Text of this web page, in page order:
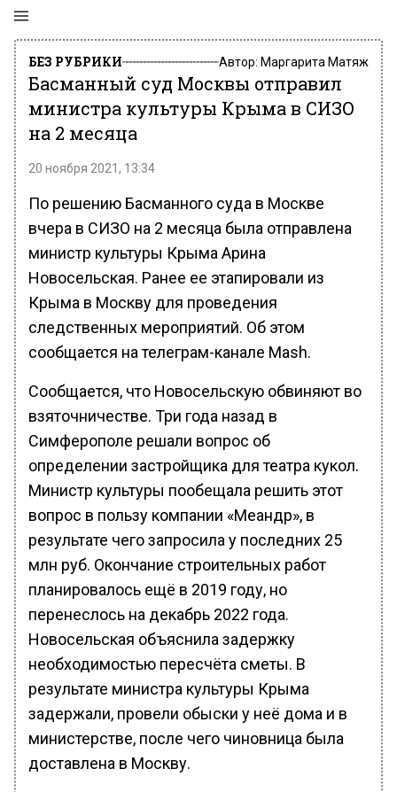
БЕЗ РУБРИКИ Автор: Маргарита Матяж
Басманный суд Москвы отправил
министра культуры Крыма в СИЗО
на 2 месяца
20 ноября 2021, 13:34
По решению Басманного суда в Москве
вчера в СИЗО на 2 месяца была отправлена
министр культуры Крыма Арина
Новосельская. Ранее ее этапировали из
Крыма в Москву для проведения
следственных мероприятий. Об этом
сообщается на телеграм-канале Mash.
Сообщается, что Новосельскую обвиняют во
взяточничестве. Три года назад в
Симферополе решали вопрос об
определении застройщика для театра кукол.
Министр культуры пообещала решить этот
вопрос в пользу компании «Меандр», в
результате чего запросила у последних 25
млн руб. Окончание строительных работ
планировалось ещё в 2019 году, но
перенеслось на декабрь 2022 года.
Новосельская объяснила задержку
необходимостью пересчёта сметы. В
результате министра культуры Крыма
задержали, провели обыски у неё дома и в
министерстве, после чего чиновница была
доставлена в Москву.